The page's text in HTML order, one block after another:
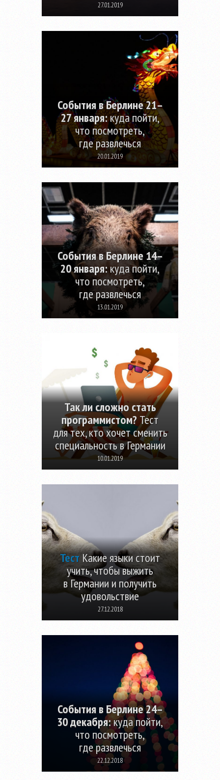
27.01.2019
События в Берлине 21–
27 января:куда пойти,
что посмотреть,
где развлечься
20.01.2019
События в Берлине 14–
20 января:куда пойти,
что посмотреть,
где развлечься
13.01.2019
Так ли сложно стать
программистом?Тест
для тех, кто хочет сменить
специальность в Германии
10.01.2019
Тест Какие языки стоит
учить, чтобы выжить
в Германии и получить
удовольствие
27.12.2018
События в Берлине 24–
30 декабря:куда пойти,
что посмотреть,
где развлечься
22.12.2018